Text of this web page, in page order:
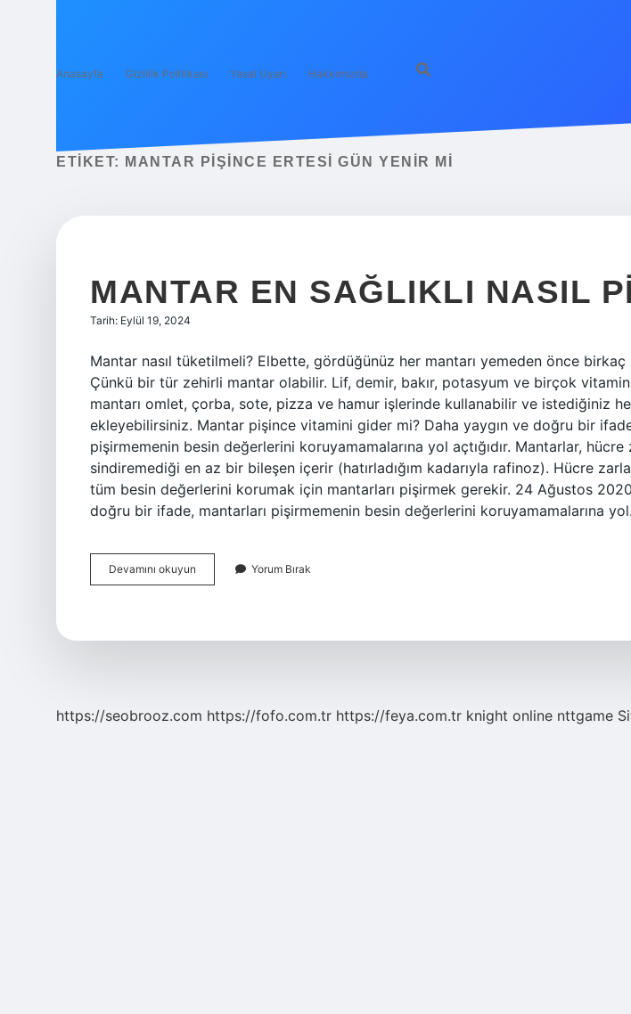
Anasayfa Gizlilik Politikası Yasal Uyarı Hakkımızda
ETIKET: MANTAR PIŞINCE ERTESI GÜN YENIR MI
MANTAR EN SAĞLIKLI NASIL
Tarih: Eylül 19, 2024
Mantar nasıl tüketilmeli? Elbette, gördüğünüz her mantarı yemeden önce
Çünkü bir tür zehirli mantar olabilir. Lif, demir, bakır, potasyum ve birçok
mantarı omlet, çorba, sote, pizza ve hamur işlerinde kullanabilir ve istediğiniz
ekleyebilirsiniz. Mantar pişince vitamini gider mi? Daha yaygın ve doğru bir
pişirmemenin besin değerlerini koruyamamalarına yol açtığıdır. Mantarlar, hücre
sindiremediği en az bir bileşen içerir (hatırladığım kadarıyla rafinoz). Hücre
tüm besin değerlerini korumak için mantarları pişirmek gerekir. 24 Ağustos
doğru bir ifade, mantarları pişirmemenin besin değerlerini koruyamamalarına
Devamını okuyun
En
Yorum Bırak
https://seobrooz.com https://fofo.com.tr https://feya.com.tr knight online nttgame